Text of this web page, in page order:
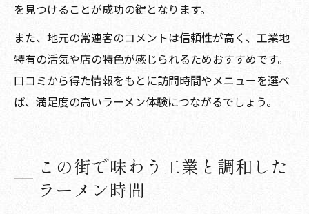
を見つけることが成功の鍵となります。
また、地元の常連客のコメントは信頼性が高く、工業地
特有の活気や店の特色が感じられるためおすすめです。
口コミから得た情報をもとに訪問時間やメニューを選べ
ば、満足度の高いラーメン体験につながるでしょう。
この街で味わう工業と調和した
ラーメン時間